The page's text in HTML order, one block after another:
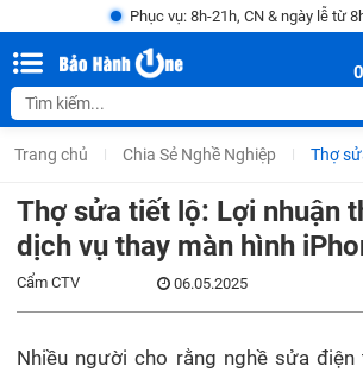
Phục vụ: 8h-21h, CN & ngày lễ từ
Trang chủ Chia Sẻ Nghề Nghiệp Thợ
Thợ sửa tiết lộ: Lợi nhuận
dịch vụ thay màn hình
Cẩm CTV 06.05.2025
Nhiều người cho rằng nghề sửa